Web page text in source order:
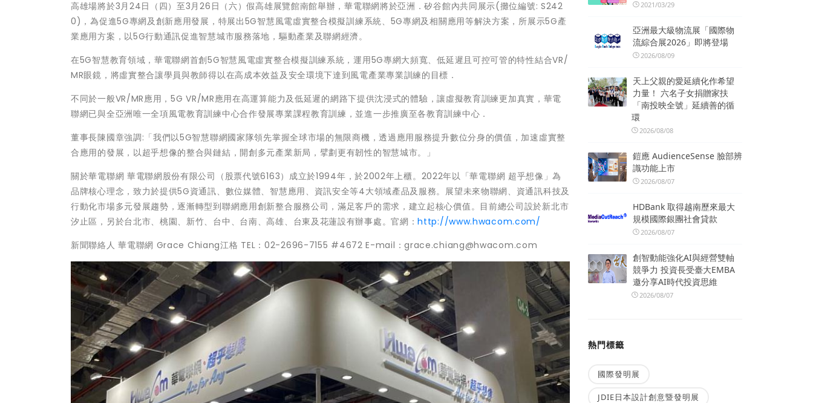
高雄場將於3月24日（四）至3月26日（六）假高雄展覽館南館舉辦，華電聯網將於亞洲．矽谷館內共同展示(攤位編號: S242
0)，為促進5G專網及創新應用發展，特展出5G智慧風電虛實整合模擬訓練系統、5G專網及相關應用等解決方案，所展示5G產
業應用方案，以5G行動通訊促進智慧城市服務落地，驅動產業及聯網經濟。
在5G智慧教育領域，華電聯網首創5G智慧風電虛實整合模擬訓練系統，運用5G專網大頻寬、低延遲且可控可管的特性結合VR/
MR眼鏡，將虛實整合讓學員與教師得以在高成本效益及安全環境下達到風電產業專業訓練的目標．
不同於一般VR/MR應用，5G VR/MR應用在高運算能力及低延遲的網路下提供沈浸式的體驗，讓虛擬教育訓練更加真實，華電
聯網已與全亞洲唯一全項風電教育訓練中心合作發展專業課程教育訓練，並進一步推廣至各教育訓練中心．
董事長陳國章強調:「我們以5G智慧聯網國家隊領先掌握全球市場的無限商機，透過應用服務提升數位分身的價值，加速虛實整
合應用的發展，以超乎想像的整合與鏈結，開創多元產業新局，擘劃更有韌性的智慧城市。」
關於華電聯網 華電聯網股份有限公司（股票代號6163）成立於1994年，於2002年上櫃。2022年以「華電聯網 超乎想像」為
品牌核心理念，致力於提供5G資通訊、數位媒體、智慧應用、資訊安全等4大領域產品及服務。展望未來物聯網、資通訊科技及
行動化市場多元發展趨勢，逐漸轉型到聯網應用創新整合服務公司，滿足客戶的需求，建立起核心價值。目前總公司設於新北市
汐止區，另於台北市、桃園、新竹、台中、台南、高雄、台東及花蓮設有辦事處。官網：http://www.hwacom.com/
新聞聯絡人 華電聯網 Grace Chiang江格 TEL：02-2696-7155 #4672 E-mail：grace.chiang@hwacom.com
2021/03/29
亞洲最大級物流展「國際物
流綜合展2026」即將登場
2026/08/09
天上父親的愛延續化作希望
力量！ 六名子女捐贈家扶
「南投映全號」延續善的循
環
2026/08/08
鎧應 AudienceSense 臉部辨
識功能上市
2026/08/07
HDBank 取得越南歷來最大
規模國際銀團社會貸款
2026/08/07
創智動能強化AI與經營雙軸
競爭力 投資長受臺大EMBA
邀分享AI時代投資思維
2026/08/07
熱門標籤
國際發明展
JDIE日本設計創意暨發明展